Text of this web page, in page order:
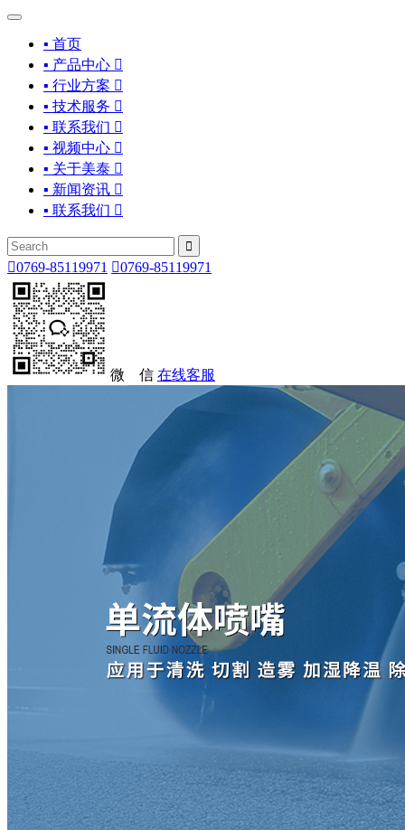
▪ 首页
▪ 产品中心 
▪ 行业方案 
▪ 技术服务 
▪ 联系我们 
▪ 视频中心 
▪ 关于美泰 
▪ 新闻资讯 
▪ 联系我们 

0769-85119971 0769-85119971
微 信 在线客服